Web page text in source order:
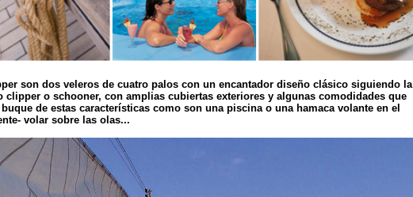
son dos veleros de cuatro palos con un encantador diseño clásico siguiendo la
o schooner, con amplias cubiertas exteriores y algunas comodidades que
de estas características como son una piscina o una hamaca volante en el
volar sobre las olas...